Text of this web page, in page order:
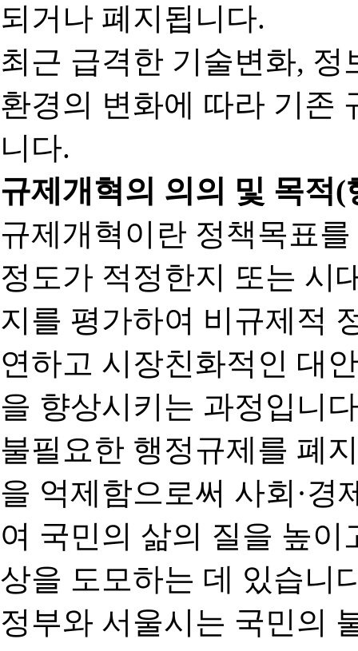
되거나 폐지됩니다.
최근 급격한 기술변화,
환경의 변화에 따라 기존
니다.
규제개혁의 의의 및 목적
규제개혁이란 정책목표
정도가 적정한지 또는 시
지를 평가하여 비규제적
연하고 시장친화적인 대
을 향상시키는 과정입니
불필요한 행정규제를 폐
을 억제함으로써 사회·경
여 국민의 삶의 질을 높
상을 도모하는 데 있습니
정부와 서울시는 국민의